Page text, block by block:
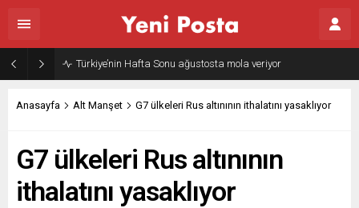
Türkiye’nin Hafta Sonu ağustosta mola veriyor
Anasayfa Alt Manşet G7 ülkeleri Rus altınının ithalatını yasaklıyor
G7 ülkeleri Rus altınının
ithalatını yasaklıyor